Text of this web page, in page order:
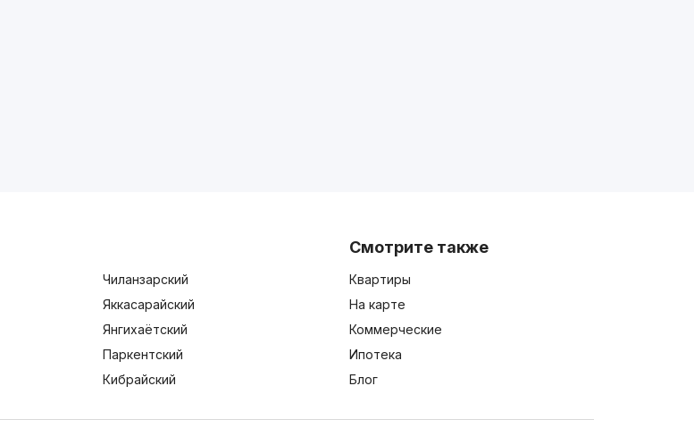
Чиланзарский
Яккасарайский
Янгихаётский
Паркентский
Кибрайский
Смотрите также
Квартиры
На карте
Коммерческие
Ипотека
Блог